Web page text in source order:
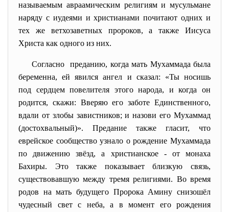
называемым авраамическим религиям и мусульмане
наряду с иудеями и христианами почитают одних и
тех же ветхозаветных пророков, а также Иисуса
Христа как одного из них.
Согласно преданию, когда мать Мухаммада была
беременна, ей явился ангел и сказал: «Ты носишь
под сердцем повелителя этого народа, и когда он
родится, скажи: Вверяю его заботе Единственного,
вдали от злобы завистников; и назови его Мухаммад
(достохвальный)». Предание также гласит, что
еврейское сообщество узнало о рождение Мухаммада
по движению звёзд, а христианское - от монаха
Бахиры. Это также показывает близкую связь,
существовавшую между тремя религиями. Во время
родов на мать будущего Пророка Амину снизошёл
чудесный свет с неба, а в момент его рождения